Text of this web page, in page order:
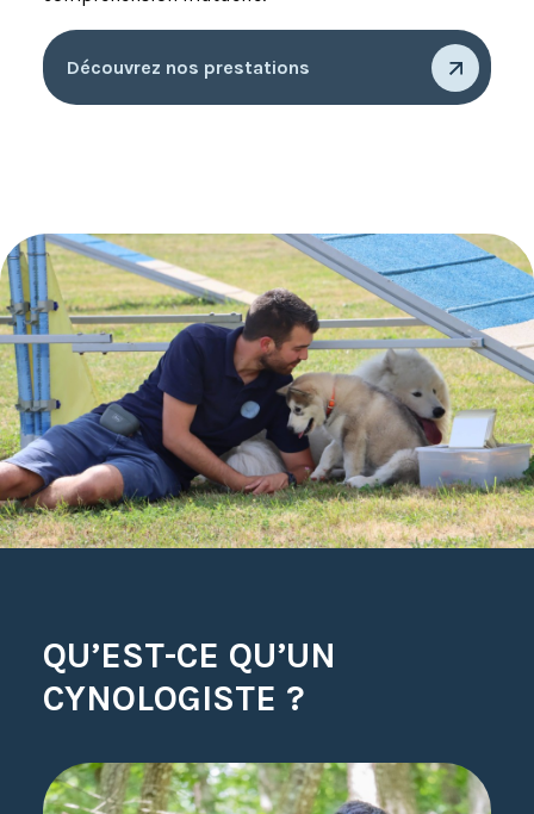
Découvrez nos prestations
QU’EST-CE QU’UN
CYNOLOGISTE ?